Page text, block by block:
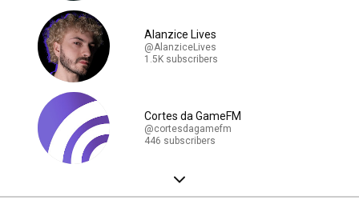
Alanzice Lives
@AlanziceLives
1.5K subscribers
Cortes da GameFM
@cortesdagamefm
446 subscribers